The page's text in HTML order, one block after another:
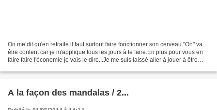
On me dit qu'en retraite il faut surtout faire fonctionner son cerveau."On" va
être content car je m'applique tous les jours à le faire.En plus pour vous en
faire faire l'économie je vais le dire...Je me suis laissé aller à jouer à être
A la façon des mandalas / 2...